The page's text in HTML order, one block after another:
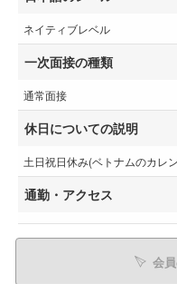
ネイティブレベル
一次面接の種類
通常面接
休日についての説明
土日祝日休み(ベトナムのカレ
通勤・アクセス
会